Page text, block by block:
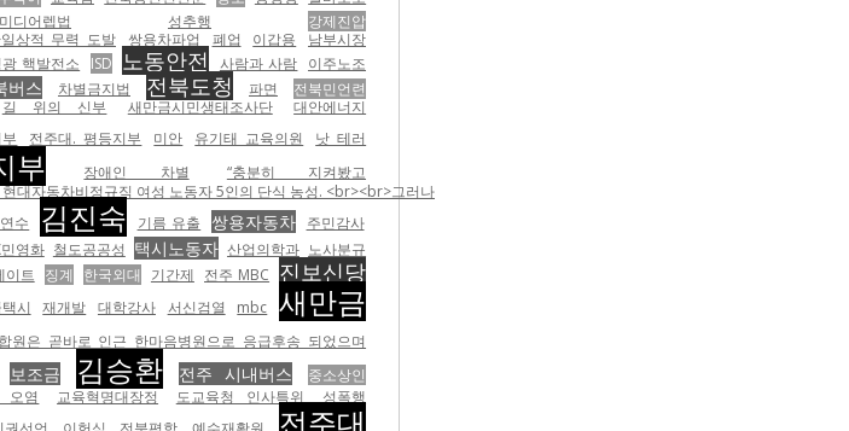
미디어렙법 성추행
강제진압
상적 무력 도발
쌍용차파업 폐업 이갑용
남부시장
광 핵발전소 ISD 노동안전 사람과 사람 이주노조
버스 차별금지법 전북도청 파면
전북민언련
길 위의 신부 새만금시민생태조사단
대안에너지
전주대. 평등지부 미안 유기태 교육의원 낫 테러
부 장애인 차별
“충분히 지켜봤고
대자동차비정규직 여성 노동자 5인의 단식 농성. <br><br>그러나
수 김진숙 기름 유출 쌍용자동차 주민감사
영화 철도공공성 택시노동자 산업의학과 노사분규
이트 징계 한국외대 기간제 전주 MBC 진보신당
시 재개발 대학강사 서신검열 mbc 새만금
원은 곧바로 인근 한마음병원으로 응급후송 되었으며
보조금 김승환 전주 시내버스
중소상인
오염 교육혁명대장정 도교육청 인사특위 성폭행
전주대